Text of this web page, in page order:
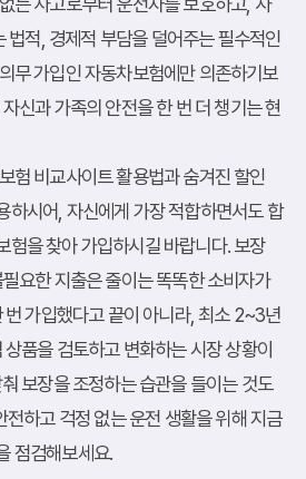
법적, 경제적 부담을 덜어주는 필수적인
무 가입인 자동차보험에만 의존하기보
신과 가족의 안전을 한 번 더 챙기는 현
험 비교사이트 활용법과 숨겨진 할인
하시어, 자신에게 가장 적합하면서도 합
험을 찾아 가입하시길 바랍니다. 보장
요한 지출은 줄이는 똑똑한 소비자가
번 가입했다고 끝이 아니라, 최소 2~3년
품을 검토하고 변화하는 시장 상황이
보장을 조정하는 습관을 들이는 것도
하고 걱정 없는 운전 생활을 위해 지금
점검해보세요.